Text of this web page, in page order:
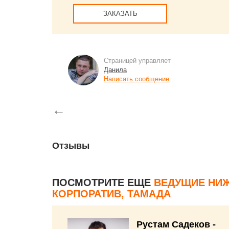
ЗАКАЗАТЬ
Страницей управляет
Данила
Написать сообщение
←
Отзывы
ПОСМОТРИТЕ ЕЩЕ ВЕДУЩИЕ
КОРПОРАТИВ, ТАМАДА
Рустам Садеков -